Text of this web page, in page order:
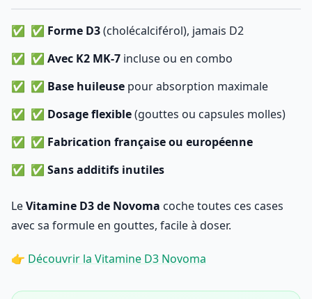
✅ Forme D3(cholécalciférol), jamais D2
✅ Avec K2 MK-7 incluse ou en combo
✅ Base huileuse pour absorption maximale
✅ Dosage flexible(gouttes ou capsules molles)
✅ Fabrication française ou européenne
✅ Sans additifs inutiles
LeVitamine D3 de Novoma coche toutes ces cases
avec sa formule en gouttes, facile à doser.
👉 Découvrir la Vitamine D3 Novoma